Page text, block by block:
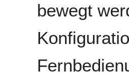
bewegt